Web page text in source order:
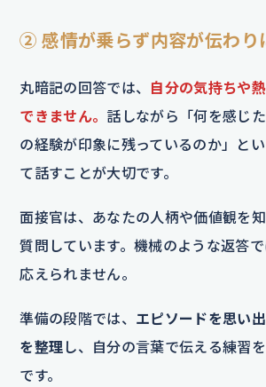
② 感情が乗らず内容が伝わり
丸暗記の回答では、 自分の気持ちや
できません。 話しながら「何を感じ
の経験が印象に残っているのか」と
て話すことが大切です。
面接官は、あなたの人柄や価値観を
質問しています。機械のような返答
応えられません。
準備の段階では、 エピソードを思い
を整理 し、自分の言葉で伝える練習
です。